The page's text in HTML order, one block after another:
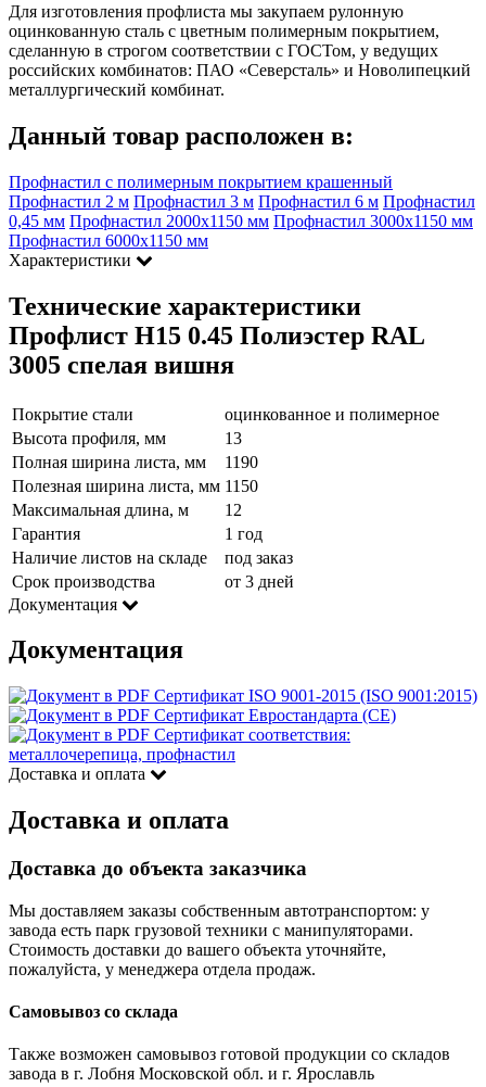
Для изготовления профлиста мы закупаем рулонную
оцинкованную сталь с цветным полимерным покрытием,
сделанную в строгом соответствии с ГОСТом, у ведущих
российских комбинатов: ПАО «Северсталь» и Новолипецкий
металлургический комбинат.
Данный товар расположен в:
Профнастил с полимерным покрытием крашенный
Профнастил 2 м Профнастил 3 м Профнастил 6 м Профнастил
0,45 мм Профнастил 2000х1150 мм Профнастил 3000х1150 мм
Профнастил 6000х1150 мм
Характеристики
Технические характеристики
Профлист Н15 0.45 Полиэстер RAL
3005 спелая вишня
Покрытие стали
оцинкованное и полимерное
Высота профиля, мм
13
Полная ширина листа, мм
1190
Полезная ширина листа, мм 1150
Максимальная длина, м
12
Гарантия
1 год
Наличие листов на складе
под заказ
Срок производства
от 3 дней
Документация
Документация
Сертификат ISO 9001-2015 (ISO 9001:2015)
Сертификат Евростандарта (CE)
Сертификат соответствия:
металлочерепица, профнастил
Доставка и оплата
Доставка и оплата
Доставка до объекта заказчика
Мы доставляем заказы собственным автотранспортом: у
завода есть парк грузовой техники с манипуляторами.
Стоимость доставки до вашего объекта уточняйте,
пожалуйста, у менеджера отдела продаж.
Самовывоз со склада
Также возможен самовывоз готовой продукции со складов
завода в г. Лобня Московской обл. и г. Ярославль